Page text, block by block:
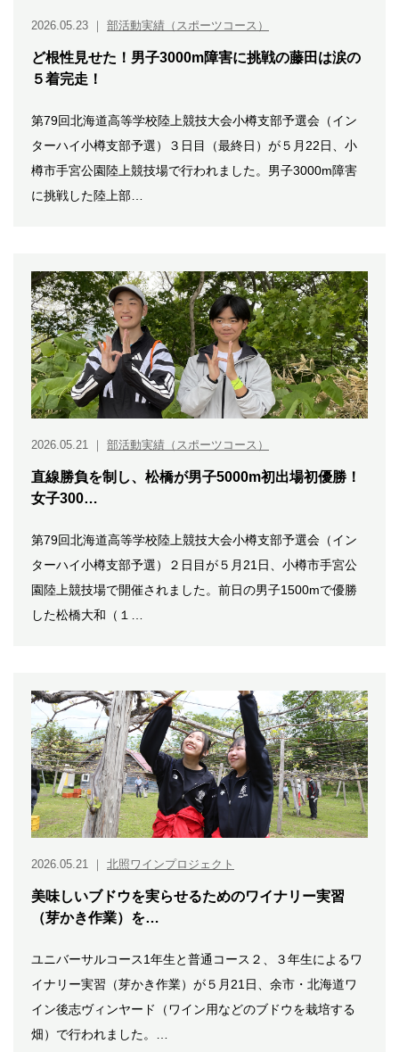
2026.05.23 ｜ 部活動実績（スポーツコース）
ど根性見せた！男子3000m障害に挑戦の藤田は涙の
５着完走！
第79回北海道高等学校陸上競技大会小樽支部予選会（イン
ターハイ小樽支部予選）３日目（最終日）が５月22日、小
樽市手宮公園陸上競技場で行われました。男子3000m障害
に挑戦した陸上部…
2026.05.21 ｜ 部活動実績（スポーツコース）
直線勝負を制し、松橋が男子5000m初出場初優勝！
女子300…
第79回北海道高等学校陸上競技大会小樽支部予選会（イン
ターハイ小樽支部予選）２日目が５月21日、小樽市手宮公
園陸上競技場で開催されました。前日の男子1500mで優勝
した松橋大和（１…
2026.05.21 ｜ 北照ワインプロジェクト
美味しいブドウを実らせるためのワイナリー実習
（芽かき作業）を…
ユニバーサルコース1年生と普通コース２、３年生によるワ
イナリー実習（芽かき作業）が５月21日、余市・北海道ワ
イン後志ヴィンヤード（ワイン用などのブドウを栽培する
畑）で行われました。…